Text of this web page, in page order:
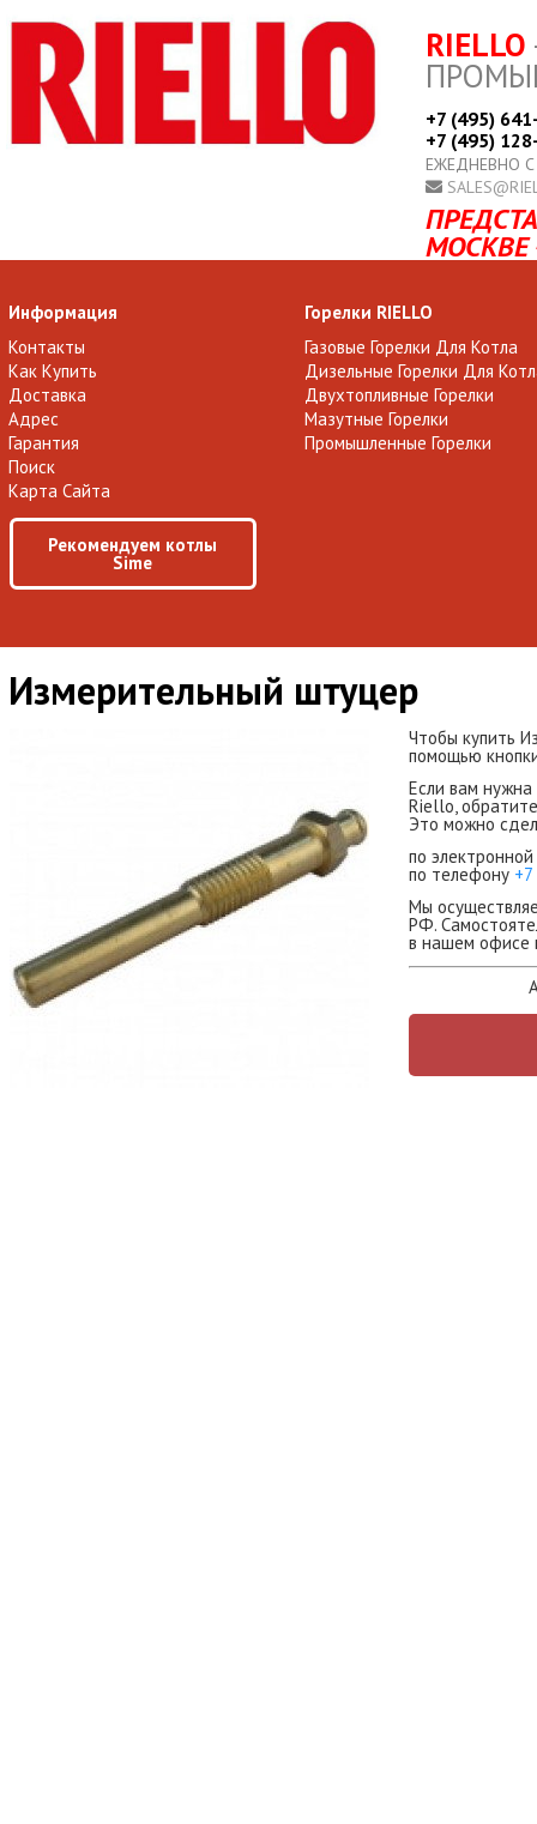
RIELLO
+7 (495)
+7 (495)
ЕЖЕДНЕВНО
МОСКВЕ
Информация
Контакты
Как Купить
Доставка
Адрес
Гарантия
Поиск
Карта Сайта
Рекомендуем котлы
Sime
Горелки RIELLO
Газовые Горелки Для Котла
Дизельные Горелки Для
Двухтопливные Горелки
Мазутные Горелки
Промышленные Горелки
Измерительный штуцер
Чтобы купить
помощью
Если вам нужна
Riello,
Это можно
по
по телефону
Мы
РФ.
в нашем офисе